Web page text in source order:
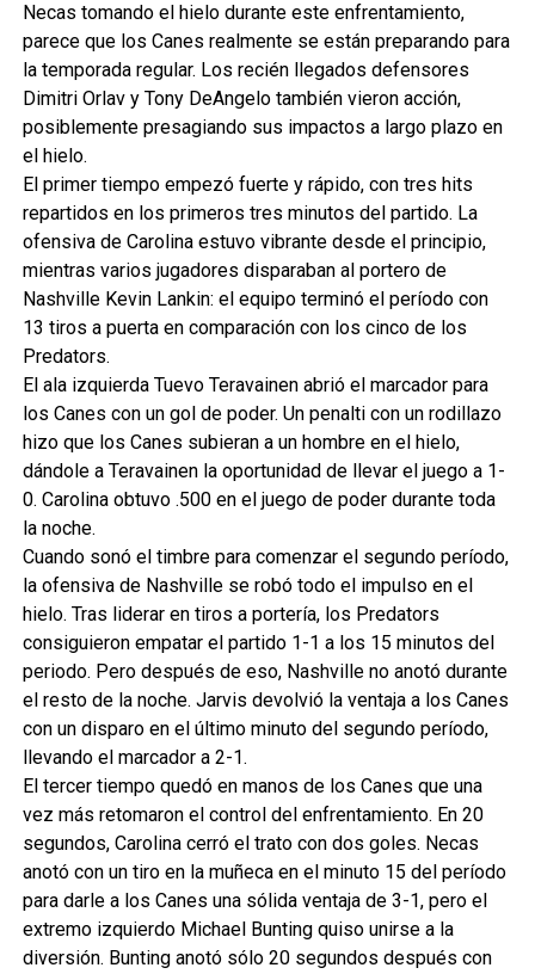
Necas tomando el hielo durante este enfrentamiento,
parece que los Canes realmente se están preparando para
la temporada regular. Los recién llegados defensores
Dimitri Orlav y Tony DeAngelo también vieron acción,
posiblemente presagiando sus impactos a largo plazo en
el hielo.
El primer tiempo empezó fuerte y rápido, con tres hits
repartidos en los primeros tres minutos del partido. La
ofensiva de Carolina estuvo vibrante desde el principio,
mientras varios jugadores disparaban al portero de
Nashville Kevin Lankin: el equipo terminó el período con
13 tiros a puerta en comparación con los cinco de los
Predators.
El ala izquierda Tuevo Teravainen abrió el marcador para
los Canes con un gol de poder. Un penalti con un rodillazo
hizo que los Canes subieran a un hombre en el hielo,
dándole a Teravainen la oportunidad de llevar el juego a 1-
0. Carolina obtuvo .500 en el juego de poder durante toda
la noche.
Cuando sonó el timbre para comenzar el segundo período,
la ofensiva de Nashville se robó todo el impulso en el
hielo. Tras liderar en tiros a portería, los Predators
consiguieron empatar el partido 1-1 a los 15 minutos del
periodo. Pero después de eso, Nashville no anotó durante
el resto de la noche. Jarvis devolvió la ventaja a los Canes
con un disparo en el último minuto del segundo período,
llevando el marcador a 2-1.
El tercer tiempo quedó en manos de los Canes que una
vez más retomaron el control del enfrentamiento. En 20
segundos, Carolina cerró el trato con dos goles. Necas
anotó con un tiro en la muñeca en el minuto 15 del período
para darle a los Canes una sólida ventaja de 3-1, pero el
extremo izquierdo Michael Bunting quiso unirse a la
diversión. Bunting anotó sólo 20 segundos después con